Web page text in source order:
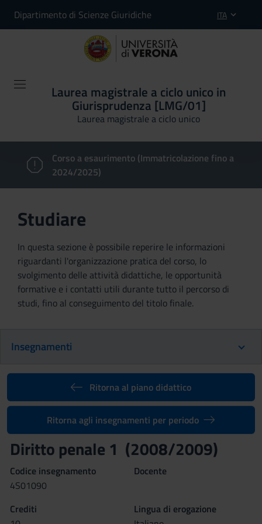
Dipartimento di Scienze Giuridiche ITA
Laurea magistrale a ciclo unico in
Giurisprudenza [LMG/01]
Laurea magistrale a ciclo unico
Corso a esaurimento (Immatricolazione fino a
2024/2025)
Studiare
In questa sezione è possibile reperire le informazioni
riguardanti l'organizzazione pratica del corso, lo
svolgimento delle attività didattiche, le opportunità
formative e i contatti utili durante tutto il percorso di
studi, fino al conseguimento del titolo finale.
Insegnamenti
Ritorna al piano didattico
Ritorna agli insegnamenti per periodo
Diritto penale 1 (2008/2009)
Codice insegnamento
4S01090
Docente
Crediti
Lingua di erogazione